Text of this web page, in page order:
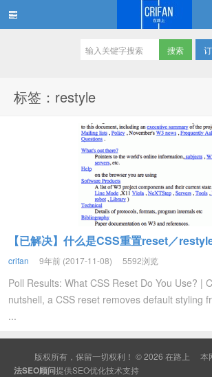
标签：restyle
【已解决】什么是CSS重置reset／
crifan 9年前 (2017-11-08) 5592浏览
Poll Results: What CSS Reset Do You Use? |
nutshell, a CSS reset removes default styling
...
版权所有，保留一切权利！ © 2026 在路上 本
法SEO顾问提供SEO优化技术支持